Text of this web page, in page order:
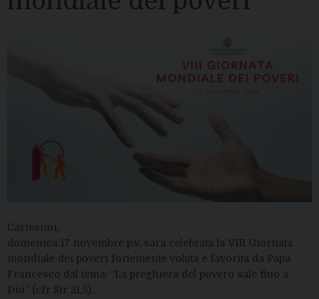
Carissimi,
domenica 17 novembre p.v. sarà celebrata la VIII Giornata
mondiale dei poveri fortemente voluta e favorita da Papa
Francesco dal tema: “La preghiera del povero sale fino a
Dio” (cfr Sir 21,5).